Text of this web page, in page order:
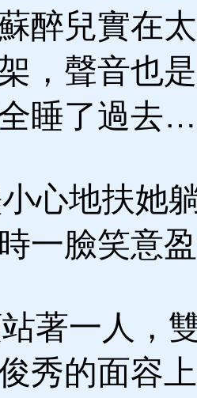
醉兒實在
，聲音也
睡了過
心地扶她
一臉笑意
著一人，
秀的面容